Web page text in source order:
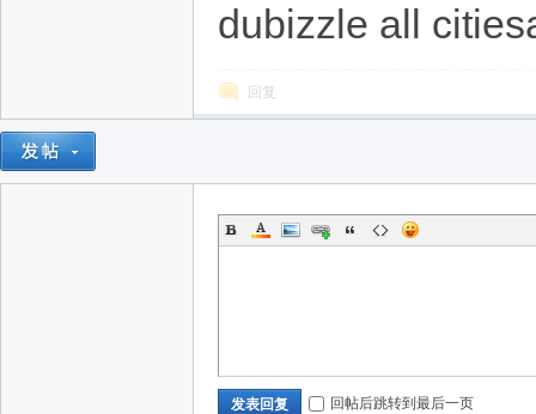
dubizzle all
回复
发表回复 回帖后跳转到最后一页